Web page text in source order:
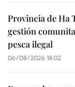
Provincia de Ha
gestión
pesca ilegal
06/08/2026 18:02